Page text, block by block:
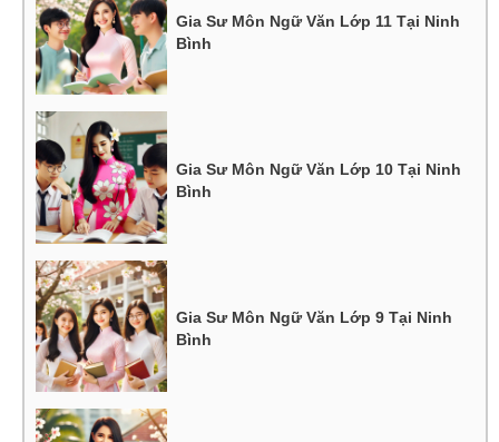
Gia Sư Môn Ngữ Văn Lớp 11 Tại Ninh
Bình
Gia Sư Môn Ngữ Văn Lớp 10 Tại Ninh
Bình
Gia Sư Môn Ngữ Văn Lớp 9 Tại Ninh
Bình